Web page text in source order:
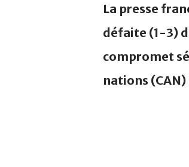
La presse
défaite (1-3)
compromet
nations (CAN)